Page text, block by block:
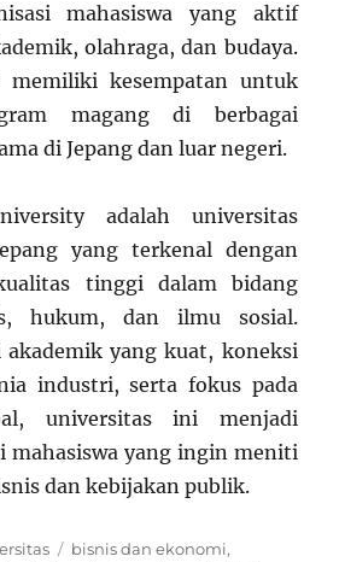
mahasiswa yang aktif
olahraga, dan budaya.
memiliki kesempatan untuk
magang di berbagai
di Jepang dan luar negeri.
adalah universitas
yang terkenal dengan
tinggi dalam bidang
hukum, dan ilmu sosial.
akademik yang kuat, koneksi
industri, serta fokus pada
universitas ini menjadi
mahasiswa yang ingin meniti
dan kebijakan publik.
Tags
bisnis dan ekonomi,